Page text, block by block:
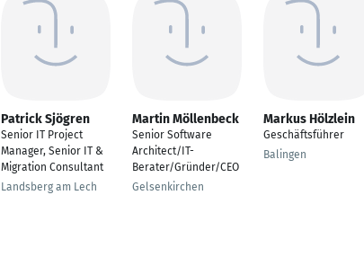
Patrick Sjögren
Senior IT Project
Manager, Senior IT &
Migration Consultant
Landsberg am Lech
Martin Möllenbeck
Senior Software
Architect/IT-
Berater/Gründer/CEO
Gelsenkirchen
Markus Hölzlein
Geschäftsführer
Balingen